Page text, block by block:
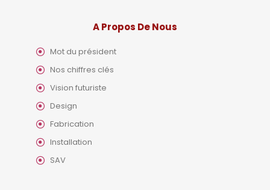
A Propos De Nous
Mot du président
Nos chiffres clés
Vision futuriste
Design
Fabrication
Installation
SAV